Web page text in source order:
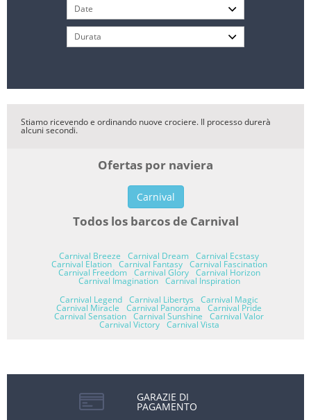
Stiamo ricevendo e ordinando nuove crociere. Il processo durerà
alcuni secondi.
Ofertas por naviera
Carnival
Todos los barcos de Carnival
Carnival Breeze Carnival Dream Carnival Ecstasy
Carnival Elation Carnival Fantasy Carnival Fascination
Carnival Freedom Carnival Glory Carnival Horizon
Carnival Imagination
Carnival Inspiration
Carnival Legend Carnival Libertys Carnival Magic
Carnival Miracle Carnival Panorama Carnival Pride
Carnival Sensation Carnival Sunshine Carnival Valor
Carnival Victory Carnival Vista
GARAZIE DI
PAGAMENTO